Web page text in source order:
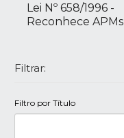
Lei Nº 658/1996 -
Reconhece APMs
Filtrar:
Filtro por Título